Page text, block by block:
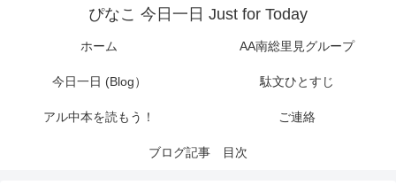
ぴなこ 今日一日 Just for Today
ホーム AA南総里見グループ
今日一日 (Blog） 駄文ひとすじ
アル中本を読もう！ ご連絡
ブログ記事 目次